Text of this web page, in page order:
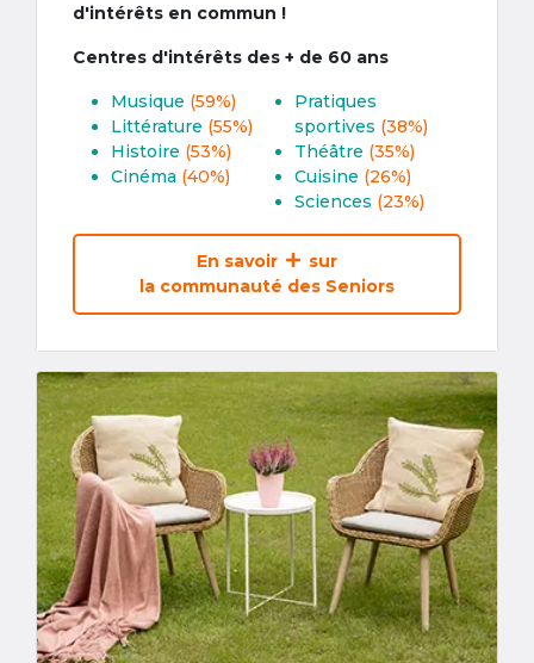
d'intérêts en commun !
Centres d'intérêts des + de 60 ans
Musique (59%)
Littérature (55%)
Histoire (53%)
Cinéma (40%)
Pratiques
sportives (38%)
Théâtre (35%)
Cuisine (26%)
Sciences (23%)
En savoir
sur
la communauté des Seniors